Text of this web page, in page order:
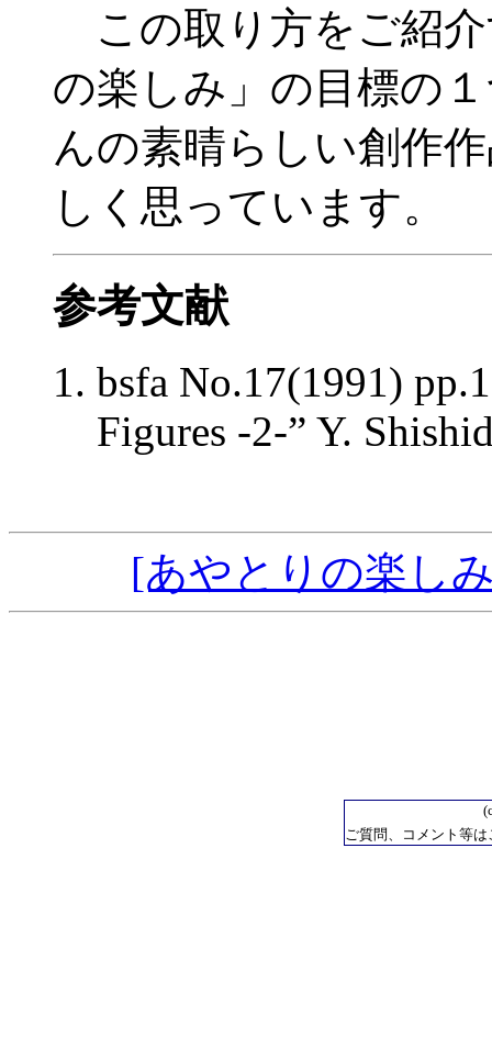
この取り方をご紹
の楽しみ」の目標の
んの素晴らしい創作
しく思っています。
参考文献
bsfa No.17(1991)
Figures -2-” Y.
[あやとりの楽し
ご質問、コメント等